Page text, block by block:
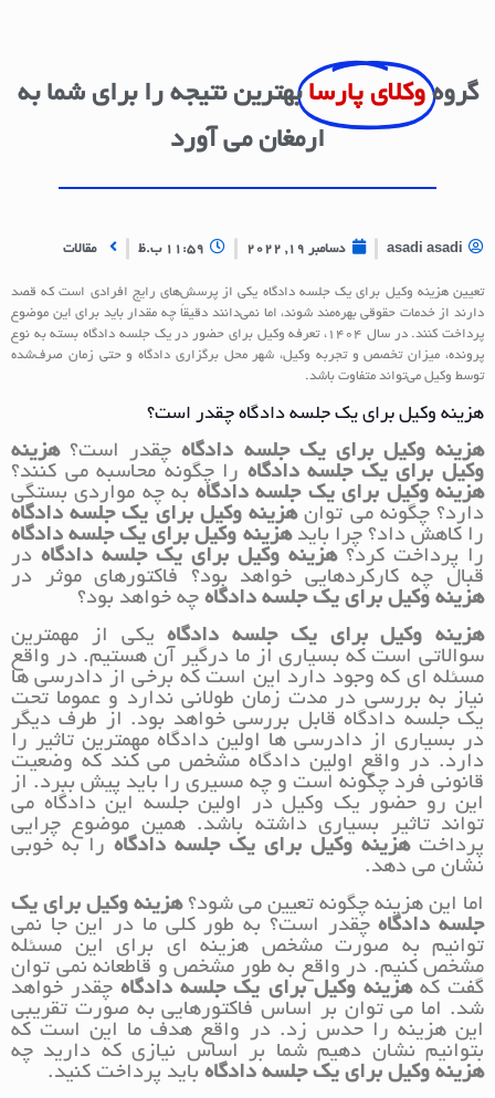
گروه وکلای پارسا بهترین نتیجه را برای شما به
ارمغان می آورد
asadi asadi دسامبر 19, 2022 11:59 ب.ظ مقالات
تعیین هزینه وکیل برای یک جلسه دادگاه یکی از پرسش‌های رایج افرادی است که قصد
دارند از خدمات حقوقی بهره‌مند شوند، اما نمی‌دانند دقیقاً چه مقدار باید برای این موضوع
پرداخت کنند. در سال 1404، تعرفه وکیل برای حضور در یک جلسه دادگاه بسته به نوع
پرونده، میزان تخصص و تجربه وکیل، شهر محل برگزاری دادگاه و حتی زمان صرف‌شده
توسط وکیل می‌تواند متفاوت باشد.
هزینه وکیل برای یک جلسه دادگاه چقدر است؟
هزینه وکیل برای یک جلسه دادگاهچقدر است؟هزینه
وکیل برای یک جلسه دادگاه را چگونه محاسبه می کنند؟
هزینه وکیل برای یک جلسه دادگاه به چه مواردی بستگی
دارد؟ چگونه می توانهزینه وکیل برای یک جلسه دادگاه
را کاهش داد؟ چرا بایدهزینه وکیل برای یک جلسه دادگاه
را پرداخت کرد؟هزینه وکیل برای یک جلسه دادگاه در
قبال چه کارکردهایی خواهد بود؟ فاکتورهای موثر در
هزینه وکیل برای یک جلسه دادگاه چه خواهد بود؟
هزینه وکیل برای یک جلسه دادگاهیکی از مهمترین
سوالاتی است که بسیاری از ما درگیر آن هستیم. در واقع
مسئله ای که وجود دارد این است که برخی از دادرسی ها
نیاز به بررسی در مدت زمان طولانی ندارد و عموما تحت
یک جلسه دادگاه قابل بررسی خواهد بود. از طرف دیگر
در بسیاری از دادرسی ها اولین دادگاه مهمترین تاثیر را
دارد. در واقع اولین دادگاه مشخص می کند که وضعیت
قانونی فرد چگونه است و چه مسیری را باید پیش ببرد. از
این رو حضور یک وکیل در اولین جلسه این دادگاه می
تواند تاثیر بسیاری داشته باشد. همین موضوع چرایی
پرداختهزینه وکیل برای یک جلسه دادگاه را به خوبی
نشان می دهد.
اما این هزینه چگونه تعیین می شود؟هزینه وکیل برای یک
جلسه دادگاهچقدر است؟ به طور کلی ما در این جا نمی
توانیم به صورت مشخص هزینه ای برای این مسئله
مشخص کنیم. در واقع به طور مشخص و قاطعانه نمی توان
گفت کههزینه وکیل برای یک جلسه دادگاهچقدر خواهد
شد. اما می توان بر اساس فاکتورهایی به صورت تقریبی
این هزینه را حدس زد. در واقع هدف ما این است که
بتوانیم نشان دهیم شما بر اساس نیازی که دارید چه
هزینه وکیل برای یک جلسه دادگاه باید پرداخت کنید.